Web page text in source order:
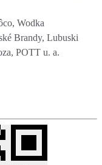
Wodka
Brandy, Lubuski
POTT u. a.